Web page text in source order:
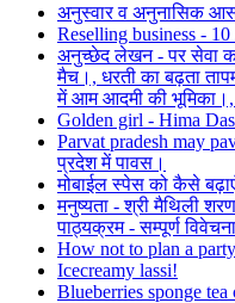
अनुस्वार व अनुनासिक
Reselling business -
अनुच्छेद लेखन - पर सेवा
मैच।, धरती का बढ़ता
में आम आदमी की भूमिका।,
Golden girl - Hima Das
Parvat pradesh may
प्रदेश में पावस।
मोबाईल स्पेस को कैसे
मनुष्यता - श्री मैथिली
पाठ्यक्रम - सम्पूर्ण
How not to plan a
Icecreamy lassi!
Blueberries sponge tea